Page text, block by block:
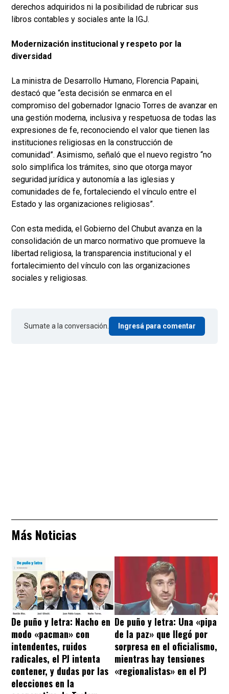
derechos adquiridos ni la posibilidad de rubricar sus
libros contables y sociales ante la IGJ.
Modernización institucional y respeto por la
diversidad
La ministra de Desarrollo Humano, Florencia Papaini,
destacó que “esta decisión se enmarca en el
compromiso del gobernador Ignacio Torres de avanzar en
una gestión moderna, inclusiva y respetuosa de todas las
expresiones de fe, reconociendo el valor que tienen las
instituciones religiosas en la construcción de
comunidad”. Asimismo, señaló que el nuevo registro “no
solo simplifica los trámites, sino que otorga mayor
seguridad jurídica y autonomía a las iglesias y
comunidades de fe, fortaleciendo el vínculo entre el
Estado y las organizaciones religiosas”.
Con esta medida, el Gobierno del Chubut avanza en la
consolidación de un marco normativo que promueve la
libertad religiosa, la transparencia institucional y el
fortalecimiento del vínculo con las organizaciones
sociales y religiosas.
Sumate a la conversación. Ingresá para comentar
Más Noticias
De puño y letra: Nacho en
modo «pacman» con
intendentes, ruidos
radicales, el PJ intenta
contener, y dudas por las
elecciones en la
De puño y letra: Una «pipa
de la paz» que llegó por
sorpresa en el oficialismo,
mientras hay tensiones
«regionalistas» en el PJ